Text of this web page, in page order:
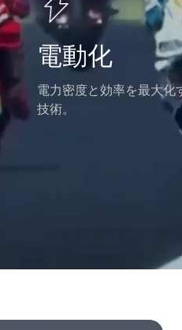
電動化
電力密度と効率を最大化
技術。